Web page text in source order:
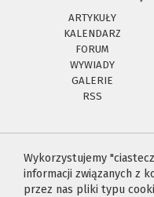
ARTYKUŁY
KALENDARZ
FORUM
WYWIADY
GALERIE
RSS
Wykorzystujemy
informacji związanych z
przez nas pliki typu